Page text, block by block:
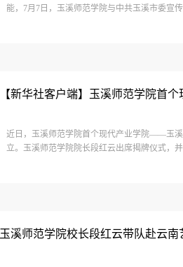
能，7月7日，玉溪师范学院与中共玉溪市委宣
【新华社客户端】玉溪师范学院首
近日，玉溪师范学院首个现代产业学院——玉
立。玉溪师范学院院长段红云出席揭牌仪式，
玉溪师范学院校长段红云带队赴云